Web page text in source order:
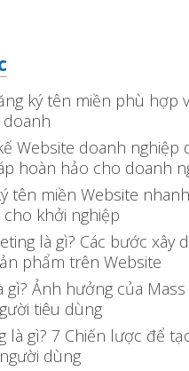
ký tên miền phù hợp
Website doanh nghiệp
hoàn hảo cho doanh
tên miền Website
khởi nghiệp
là gì? Các bước xây
phẩm trên Website
gì? Ảnh hưởng của
tiêu dùng
là gì? 7 Chiến lược để
dùng